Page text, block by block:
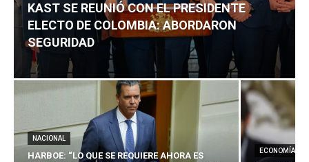
KAST SE REUNIÓ CON EL PRESIDENTE
ELECTO DE COLOMBIA: ABORDARON
SEGURIDAD
NACIONAL
HARBOE: “LO QUE SE REQUIERE AHORA ES
ECONOMÍA